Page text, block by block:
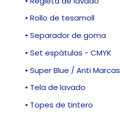
• Rollo de tesamoll
• Separador de goma
• Set espátulas - CMYK
• Super Blue / Anti Marcas
• Tela de lavado
• Topes de tintero